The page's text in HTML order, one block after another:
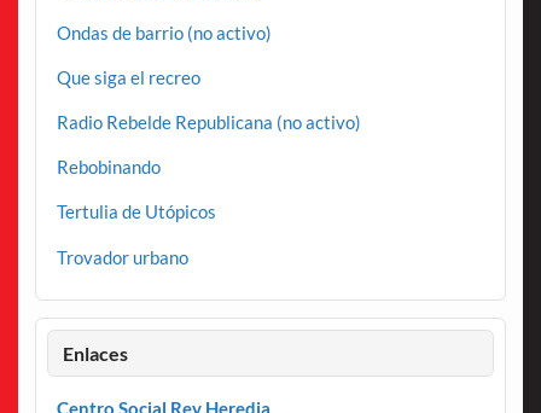
Ondas de barrio (no activo)
Que siga el recreo
Radio Rebelde Republicana (no activo)
Rebobinando
Tertulia de Utópicos
Trovador urbano
Enlaces
Centro Social Rey Heredia